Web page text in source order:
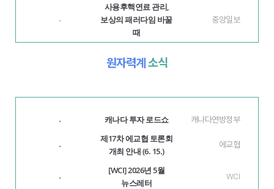
·
사용후핵연료 관리,
보상의 패러다임 바꿀
때
중앙일보
원자력계소식
· 캐나다 투자 로드쇼 캐나다연방정부
·
제17차 에교협 토론회
개최 안내 (6. 15.)
에교협
·
[WCI] 2026년 5월
뉴스레터
WCI